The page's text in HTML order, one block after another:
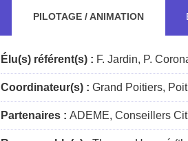
PILOTAGE / ANIMATION
Élu(s) référent(s) : F. Jardin, P.
Coordinateur(s) : Grand Poitiers,
Partenaires : ADEME, Conseillers